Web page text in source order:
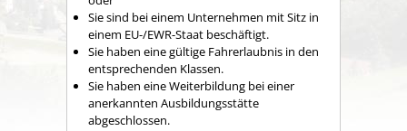
Sie sind bei einem Unternehmen mit Sitz in
einem EU-/EWR-Staat beschäftigt.
Sie haben eine gültige Fahrerlaubnis in den
entsprechenden Klassen.
Sie haben eine Weiterbildung bei einer
anerkannten Ausbildungsstätte
abgeschlossen.